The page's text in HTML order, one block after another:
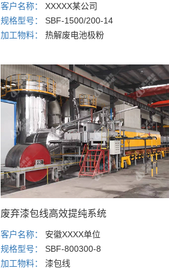
客户名称：XXXXX某公司
规格型号：SBF-1500/200-14
加工物料：热解废电池极粉
废弃漆包线高效提纯系统
客户名称： 安徽XXXX单位
规格型号：SBF-800300-8
加工物料：漆包线